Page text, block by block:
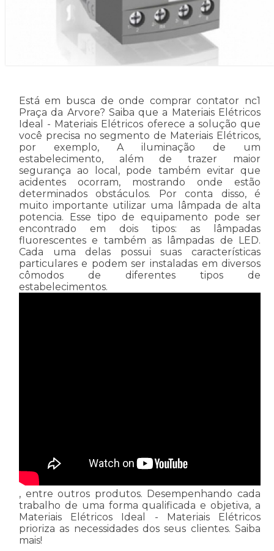
Está em busca de onde comprar contator nc1
Praça da Arvore? Saiba que a Materiais Elétricos
Ideal - Materiais Elétricos oferece a solução que
você precisa no segmento de Materiais Elétricos,
por exemplo, A iluminação de um
estabelecimento, além de trazer maior
segurança ao local, pode também evitar que
acidentes ocorram, mostrando onde estão
determinados obstáculos. Por conta disso, é
muito importante utilizar uma lâmpada de alta
potencia. Esse tipo de equipamento pode ser
encontrado em dois tipos: as lâmpadas
fluorescentes e também as lâmpadas de LED.
Cada uma delas possui suas características
particulares e podem ser instaladas em diversos
cômodos de diferentes tipos de
estabelecimentos.
, entre outros produtos. Desempenhando cada
trabalho de uma forma qualificada e objetiva, a
Materiais Elétricos Ideal - Materiais Elétricos
prioriza as necessidades dos seus clientes. Saiba
mais!